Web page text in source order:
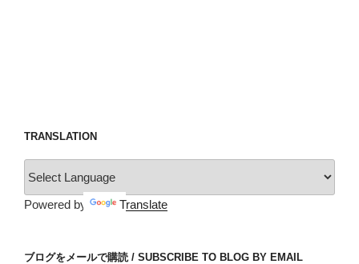
TRANSLATION
Powered by Translate
ブログをメールで購読 / SUBSCRIBE TO BLOG BY EMAIL